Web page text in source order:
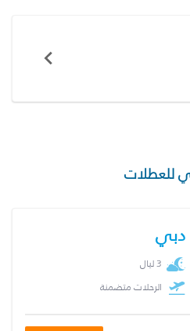
للعطلات
دبي
3 ليال
الرحلات متضمنة